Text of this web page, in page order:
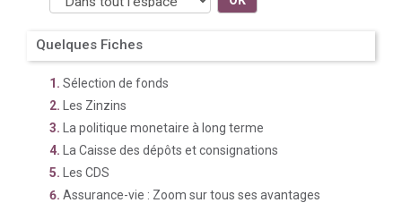
Quelques Fiches
Sélection de fonds
Les Zinzins
La politique monetaire à long terme
La Caisse des dépôts et consignations
Les CDS
Assurance-vie : Zoom sur tous ses avantages